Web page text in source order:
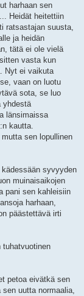
harhaan sen
Heidät heitettiin
ratsastajan suusta,
ja heidän
tätä ei ole vielä
vasta kun
Nyt ei vaikuta
vaan on luotu
sota, se luo
yhdestä
länsimaissa
kautta.
sen lopullinen
syvyyden
muinaisaikojen
pani sen kahleisiin
harhaan,
päästettävä irti
tuhatvuotinen
petoa eivätkä sen
uutta normaalia,